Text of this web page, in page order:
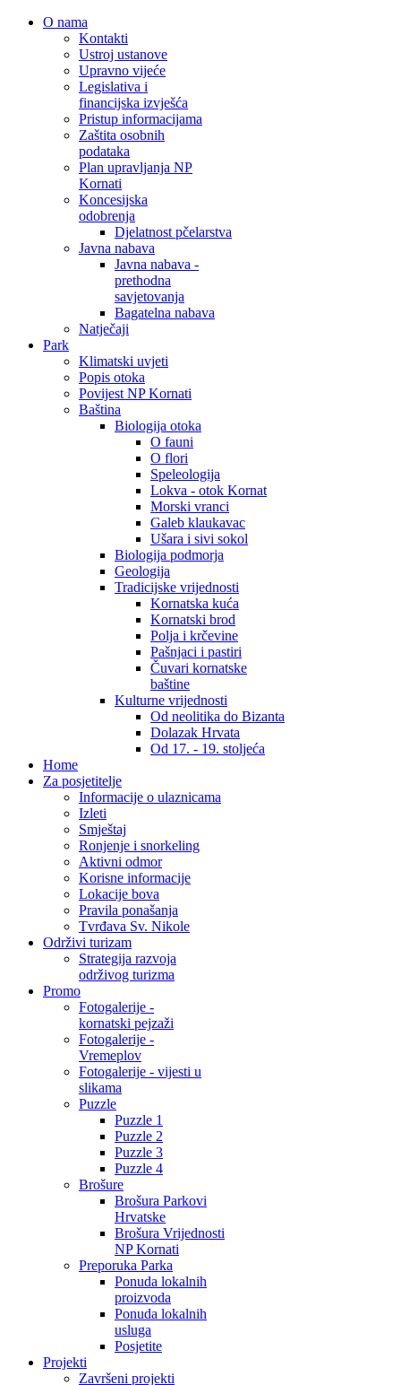
O nama
Kontakti
Ustroj ustanove
Upravno vijeće
Legislativa i
financijska izvješća
Pristup informacijama
Zaštita osobnih
podataka
Plan upravljanja NP
Kornati
Koncesijska
odobrenja
Djelatnost pčelarstva
Javna nabava
Javna nabava -
prethodna
savjetovanja
Bagatelna nabava
Natječaji
Park
Klimatski uvjeti
Popis otoka
Povijest NP Kornati
Baština
Biologija otoka
O fauni
O flori
Speleologija
Lokva - otok Kornat
Morski vranci
Galeb klaukavac
Ušara i sivi sokol
Biologija podmorja
Geologija
Tradicijske vrijednosti
Kornatska kuća
Kornatski brod
Polja i krčevine
Pašnjaci i pastiri
Čuvari kornatske
baštine
Kulturne vrijednosti
Od neolitika do Bizanta
Dolazak Hrvata
Od 17. - 19. stoljeća
Home
Za posjetitelje
Informacije o ulaznicama
Izleti
Smještaj
Ronjenje i snorkeling
Aktivni odmor
Korisne informacije
Lokacije bova
Pravila ponašanja
Tvrđava Sv. Nikole
Održivi turizam
Strategija razvoja
održivog turizma
Promo
Fotogalerije -
kornatski pejzaži
Fotogalerije -
Vremeplov
Fotogalerije - vijesti u
slikama
Puzzle
Puzzle 1
Puzzle 2
Puzzle 3
Puzzle 4
Brošure
Brošura Parkovi
Hrvatske
Brošura Vrijednosti
NP Kornati
Preporuka Parka
Ponuda lokalnih
proizvoda
Ponuda lokalnih
usluga
Posjetite
Projekti
Završeni projekti